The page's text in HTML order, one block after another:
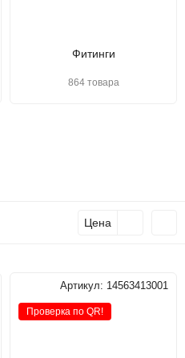
Фитинги
864 товара
Цена
Артикул: 14563413001
Проверка по QR!